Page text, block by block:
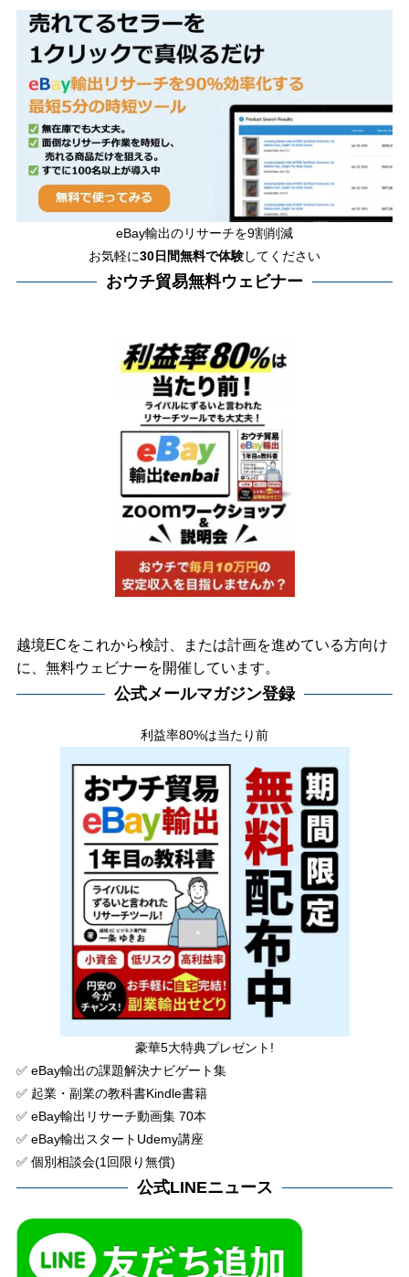
eBay輸出のリサーチを9割削減
お気軽に30日間無料で体験してください
おウチ貿易無料ウェビナー
越境ECをこれから検討、または計画を進めている方向け
に、無料ウェビナーを開催しています。
公式メールマガジン登録
利益率80%は当たり前
豪華5大特典プレゼント!
✅ eBay輸出の課題解決ナビゲート集
✅ 起業・副業の教科書Kindle書籍
✅ eBay輸出リサーチ動画集 70本
✅ eBay輸出スタートUdemy講座
✅ 個別相談会(1回限り無償)
公式LINEニュース